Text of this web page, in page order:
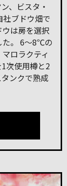
、ビスタ・
社ブドウ畑で
は房を選択
た。 6〜8℃の
ロラクティ
次使用樽と2
ンクで熟成